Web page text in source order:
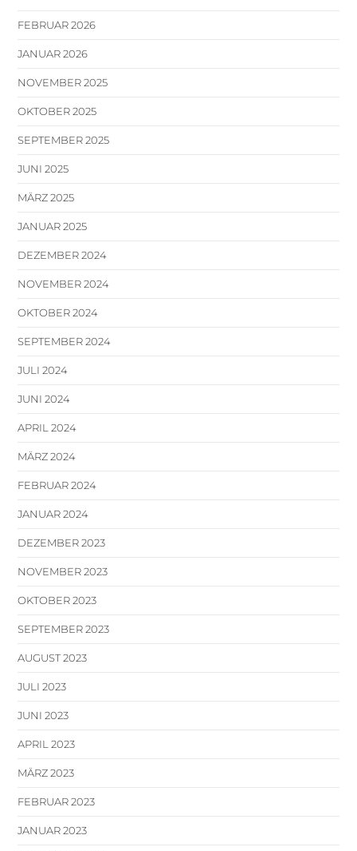
FEBRUAR 2026
JANUAR 2026
NOVEMBER 2025
OKTOBER 2025
SEPTEMBER 2025
JUNI 2025
MÄRZ 2025
JANUAR 2025
DEZEMBER 2024
NOVEMBER 2024
OKTOBER 2024
SEPTEMBER 2024
JULI 2024
JUNI 2024
APRIL 2024
MÄRZ 2024
FEBRUAR 2024
JANUAR 2024
DEZEMBER 2023
NOVEMBER 2023
OKTOBER 2023
SEPTEMBER 2023
AUGUST 2023
JULI 2023
JUNI 2023
APRIL 2023
MÄRZ 2023
FEBRUAR 2023
JANUAR 2023